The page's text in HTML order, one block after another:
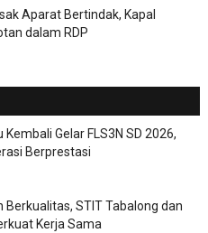
Aparat Bertindak, Kapal
dalam RDP
Gelar FLS3N SD 2026,
Berprestasi
Berkualitas, STIT Tabalong dan
Kerja Sama